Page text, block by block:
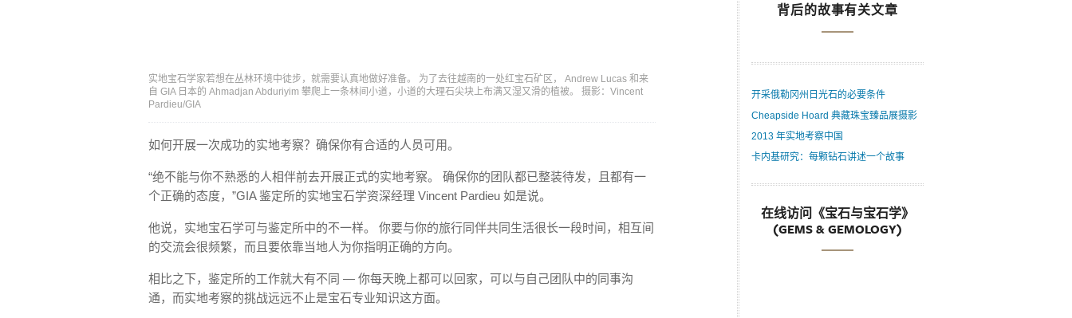
实地宝石学家若想在丛林环境中徒步，就需要认真地做好准备。 为了去往越南的一处红宝石矿区， Andrew Lucas 和来
自 GIA 日本的 Ahmadjan Abduriyim 攀爬上一条林间小道，小道的大理石尖块上布满又湿又滑的植被。 摄影：Vincent
Pardieu/GIA
如何开展一次成功的实地考察？确保你有合适的人员可用。
“绝不能与你不熟悉的人相伴前去开展正式的实地考察。 确保你的团队都已整装待发，且都有一
个正确的态度，”GIA 鉴定所的实地宝石学资深经理 Vincent Pardieu 如是说。
他说，实地宝石学可与鉴定所中的不一样。 你要与你的旅行同伴共同生活很长一段时间，相互间
的交流会很频繁，而且要依靠当地人为你指明正确的方向。
相比之下，鉴定所的工作就大有不同 — 你每天晚上都可以回家，可以与自己团队中的同事沟
通，而实地考察的挑战远远不止是宝石专业知识这方面。
背后的故事有关文章
开采俄勒冈州日光石的必要条件
Cheapside Hoard 典藏珠宝臻品展摄影
2013 年实地考察中国
卡内基研究：每颗钻石讲述一个故事
在线访问《宝石与宝石学》
(GEMS & GEMOLOGY)